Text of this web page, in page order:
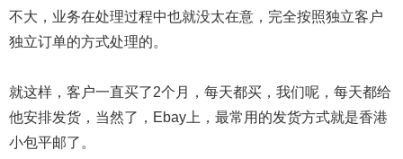
不大，业务在处理过程中也就没太在意，完全按照独立客户
独立订单的方式处理的。
就这样，客户一直买了2个月，每天都买，我们呢，每天都给
他安排发货，当然了，Ebay上，最常用的发货方式就是香港
小包平邮了。